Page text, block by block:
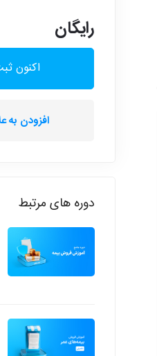
رایگان
اکنون
افزودن به
دوره های مرتبط